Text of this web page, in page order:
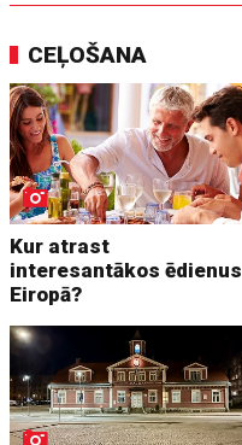
CEĻOŠANA
Kur atrast
interesantākos ēdienus
Eiropā?